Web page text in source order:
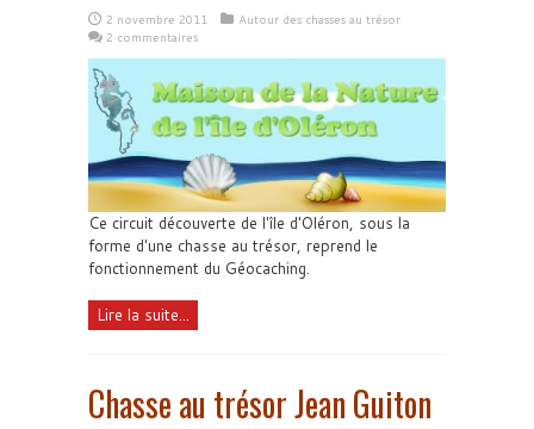
2 novembre 2011
Autour des chasses au trésor
2 commentaires
Ce circuit découverte de l'île d'Oléron, sous la
forme d'une chasse au trésor, reprend le
fonctionnement du Géocaching.
Lire la suite...
Chasse au trésor Jean Guiton